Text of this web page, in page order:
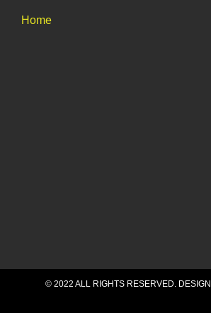
Home
© 2022 ALL RIGHTS RESERVED​. DESIGN